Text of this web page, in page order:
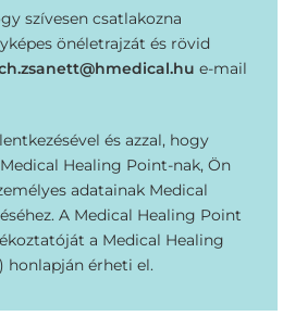
szívesen csatlakozna
önéletrajzát és rövid
e-mail
és azzal, hogy
Healing Point-nak, Ön
adatainak Medical
A Medical Healing Point
a Medical Healing
) honlapján érheti el.